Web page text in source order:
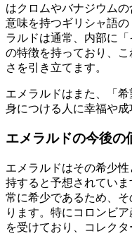
はクロムやバナジウム
意味を持つギリシャ語の
ラルドは通常、内部に
の特徴を持っており、
さを引き立てます。
エメラルドはまた、「希
身につける人に幸福や成
エメラルドの今後の
エメラルドはその希少
持すると予想されてい
常に希少であるため、
ります。特にコロンビ
を受けており、コレク